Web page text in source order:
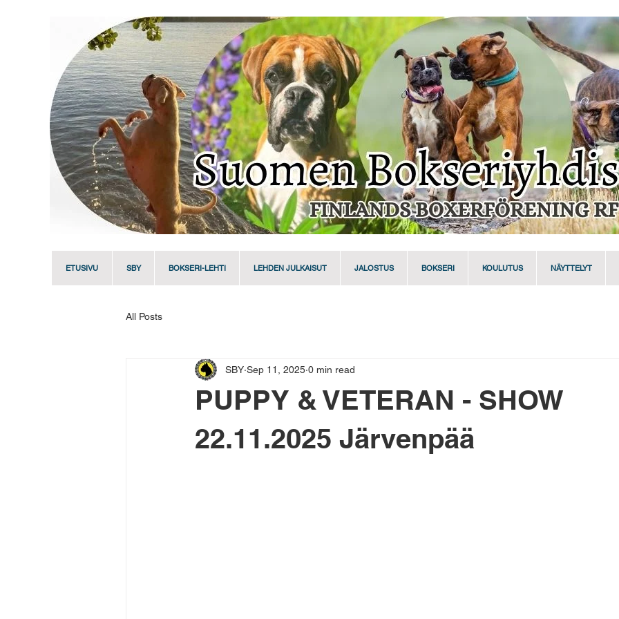
ETUSIVU SBY BOKSERI-LEHTI LEHDEN JULKAISUT JALOSTUS BOKSERI KOULUTUS NÄYTTELYT
All Posts
PUPPY & VETERAN - SHOW
22.11.2025 Järvenpää
SBY Sep 11, 2025 0 min read